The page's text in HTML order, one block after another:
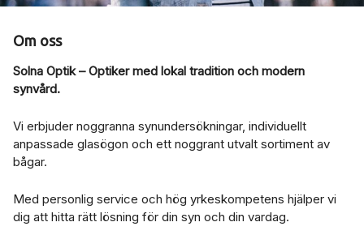
Om oss
Solna Optik – Optiker med lokal tradition och modern
synvård.
Vi erbjuder noggranna synundersökningar, individuellt
anpassade glasögon och ett noggrant utvalt sortiment av
bågar.
Med personlig service och hög yrkeskompetens hjälper vi
dig att hitta rätt lösning för din syn och din vardag.